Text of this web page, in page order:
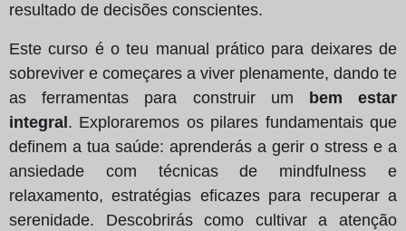
resultado de decisões conscientes.
Este curso é o teu manual prático para deixares de
sobreviver e começares a viver plenamente, dando te
as ferramentas para construir um
bem estar
integral . Exploraremos os pilares fundamentais que
definem a tua saúde: aprenderás a gerir o stress e a
ansiedade com técnicas de mindfulness e
relaxamento, estratégias eficazes para recuperar a
serenidade. Descobrirás como cultivar a atenção